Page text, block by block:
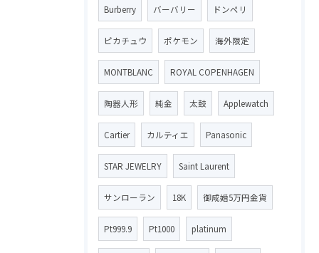
Burberry バーバリー ドンペリ
ピカチュウ ポケモン 海外限定
MONTBLANC ROYAL COPENHAGEN
陶器人形 純金 太鼓 Applewatch
Cartier カルティエ Panasonic
STAR JEWELRY Saint Laurent
サンローラン 18K 御成婚5万円金貨
Pt999.9 Pt1000 platinum